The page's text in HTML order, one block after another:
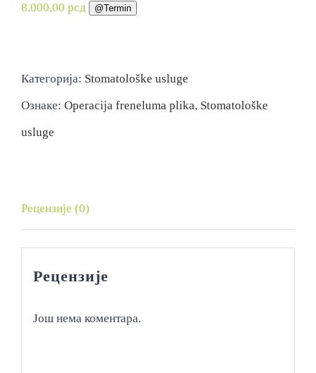
8.000,00 рсд @Termin
Категорија: Stomatološke usluge
Ознаке: Operacija freneluma plika, Stomatološke
usluge
Рецензије (0)
Рецензије
Још нема коментара.